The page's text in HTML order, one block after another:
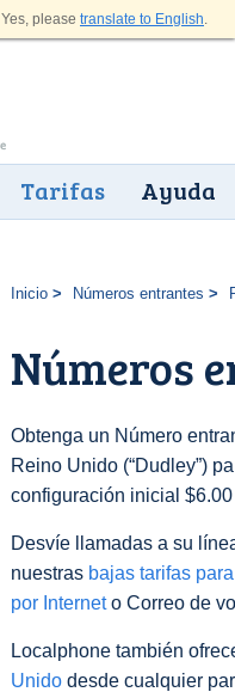
Yes, please translate to English.
Tarifas Ayuda
Inicio Números entrantes
Números
Obtenga un Número
Reino Unido (“Dudley”)
configuración inicial
Desvíe llamadas a su
nuestras bajas tarifas
por Interneto Correo de
Localphone también
Unido desde cualquier